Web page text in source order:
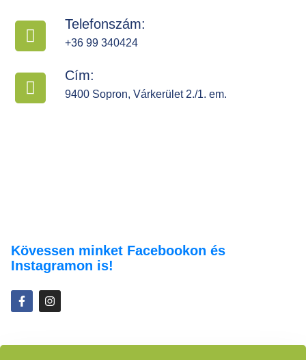
Telefonszám:
+36 99 340424
Cím:
9400 Sopron, Várkerület 2./1. em.
Kövessen minket Facebookon és
Instagramon is!